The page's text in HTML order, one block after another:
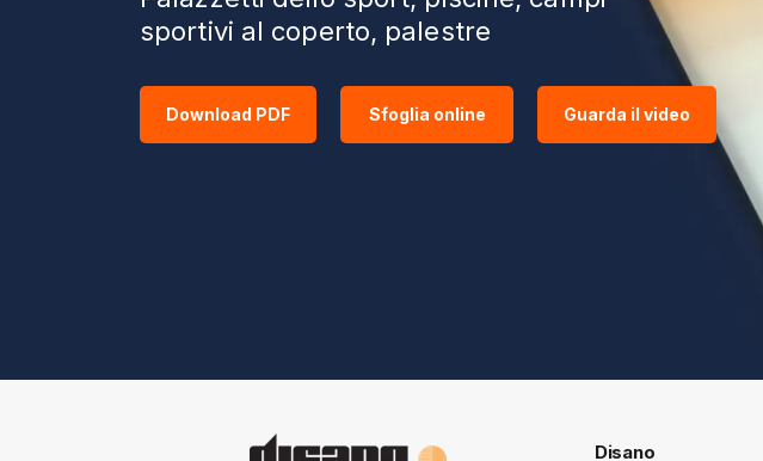
sportivi al coperto, palestre
Download PDF Sfoglia online Guarda il video
Disano